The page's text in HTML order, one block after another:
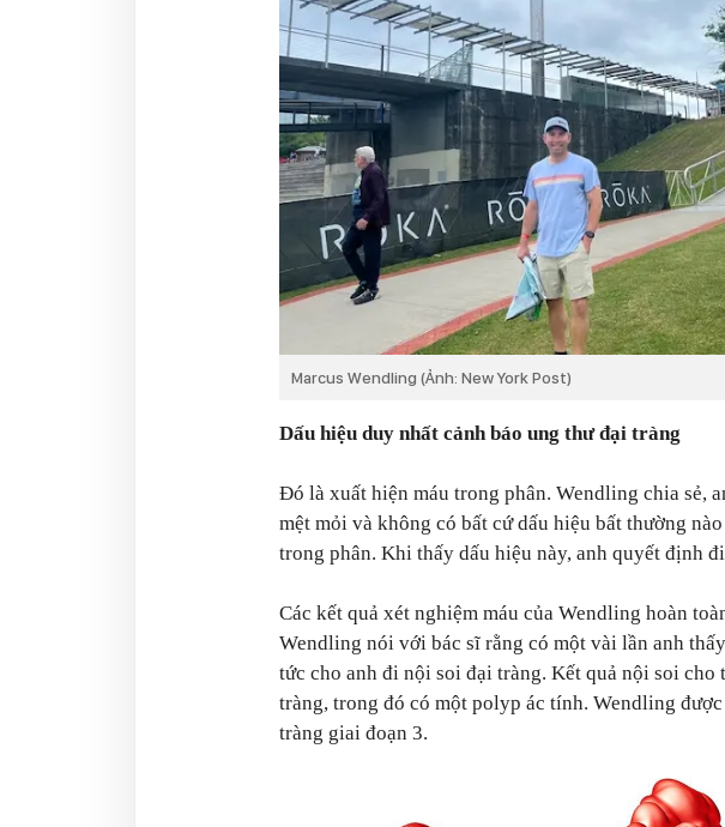
Marcus Wendling (Ảnh: New York Post)
Dấu hiệu duy nhất cảnh báo ung thư đại tràng
Đó là xuất hiện máu trong phân. Wendling chia sẻ,
mệt mỏi và không có bất cứ dấu hiệu bất thường
trong phân. Khi thấy dấu hiệu này, anh quyết định
Các kết quả xét nghiệm máu của Wendling hoàn
Wendling nói với bác sĩ rằng có một vài lần anh
tức cho anh đi nội soi đại tràng. Kết quả nội soi cho
tràng, trong đó có một polyp ác tính. Wendling
tràng giai đoạn 3.